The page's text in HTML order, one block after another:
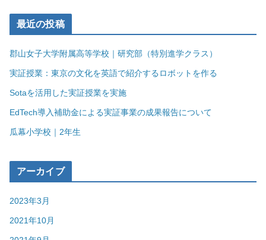
最近の投稿
郡山女子大学附属高等学校｜研究部（特別進学クラス）
実証授業：東京の文化を英語で紹介するロボットを作る
Sotaを活用した実証授業を実施
EdTech導入補助金による実証事業の成果報告について
瓜幕小学校｜2年生
アーカイブ
2023年3月
2021年10月